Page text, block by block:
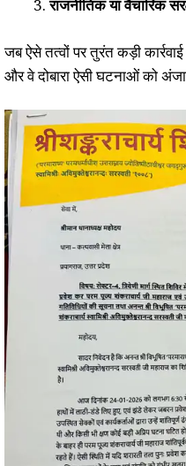
राजनीतिक या वैचारिक
जब ऐसे तत्वों पर तुरंत कड़ी
और वे दोबारा ऐसी घटनाओं को